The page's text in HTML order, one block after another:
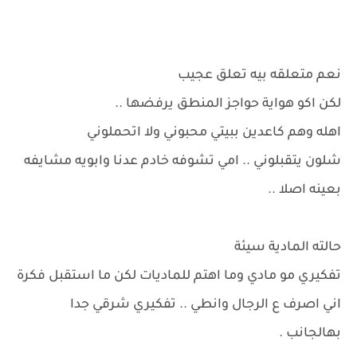
نعم متعلقه بيه تعلق عجيب
لكن اكو هواية حواجز المنطق يرفضها ..
اهله وهم كاعدين ببيتي محبوني ولا اتحملوني
شلون يتقبلوني .. امي تشوفه خادم عدنا وابويه مشايفه
بعينه اصلا ..
حالته المادية سيئة
تفكيري مو مادي وما اهتم للماديات لكن ما استقبل فكرة
اني اصرف ع الرجال وانطي .. تفكيري شرقي جدا
بهالجانب .